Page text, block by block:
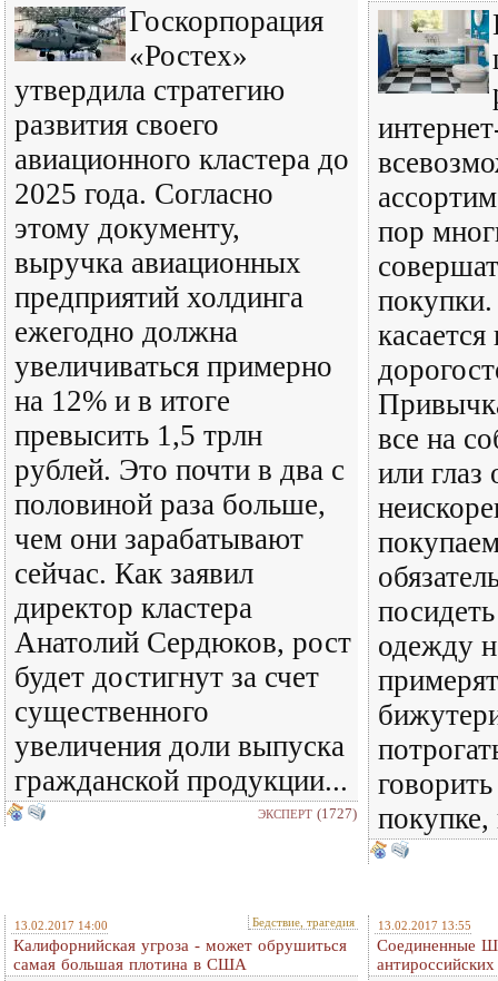
Госкорпорация
«Ростех»
утвердила стратегию
развития своего
авиационного кластера до
2025 года. Согласно
этому документу,
выручка авиационных
предприятий холдинга
ежегодно должна
увеличиваться примерно
на 12% и в итоге
превысить 1,5 трлн
рублей. Это почти в два с
половиной раза больше,
чем они зарабатывают
сейчас. Как заявил
директор кластера
Анатолий Сердюков, рост
будет достигнут за счет
существенного
увеличения доли выпуска
гражданской продукции...
ЭКСПЕРТ (1727)
пор
все на
или глаз
одежду
покупке,
13.02.2017 14:00 Бедствие, трагедия
Калифорнийская угроза - может обрушиться
самая большая плотина в США
13.02.2017 13:55
Соединенные